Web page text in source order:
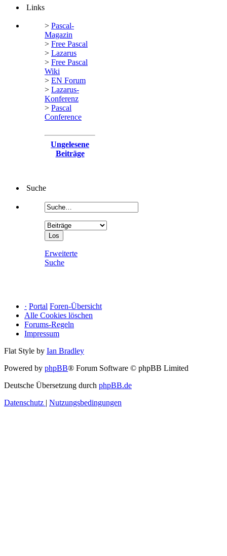
Links
> Pascal-
Magazin
> Free Pascal
> Lazarus
> Free Pascal
Wiki
> EN Forum
> Lazarus-
Konferenz
> Pascal
Conference
Ungelesene
Beiträge
Suche
Erweiterte
Suche
· Portal Foren-Übersicht
Alle Cookies löschen
Forums-Regeln
Impressum
Flat Style by Ian Bradley
Powered by phpBB® Forum Software © phpBB Limited
Deutsche Übersetzung durch phpBB.de
Datenschutz | Nutzungsbedingungen